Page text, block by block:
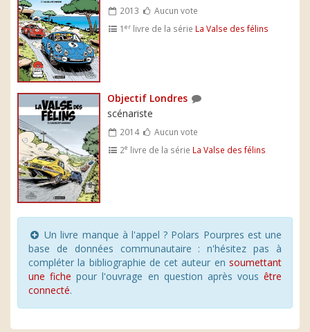
2013
Aucun vote
1er livre de la série La Valse des félins
Objectif Londres
scénariste
2014
Aucun vote
2e livre de la série La Valse des félins
Un livre manque à l'appel ? Polars Pourpres est une
base de données communautaire : n'hésitez pas à
compléter la bibliographie de cet auteur en soumettant
une fiche pour l'ouvrage en question après vous être
connecté.